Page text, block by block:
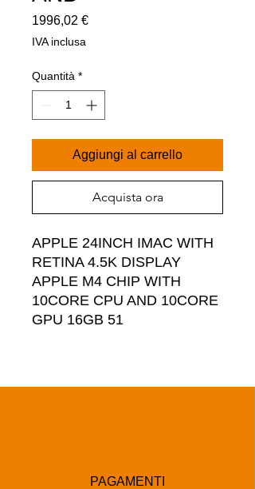
1996,02 €Prezzo
IVA inclusa
Quantità *
Aggiungi al carrello
Acquista ora
APPLE 24INCH IMAC WITH
RETINA 4.5K DISPLAY
APPLE M4 CHIP WITH
10CORE CPU AND 10CORE
GPU 16GB 51
PAGAMENTI